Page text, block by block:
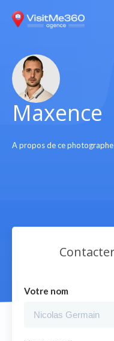
Maxence
A propos de ce photographe
Votre nom